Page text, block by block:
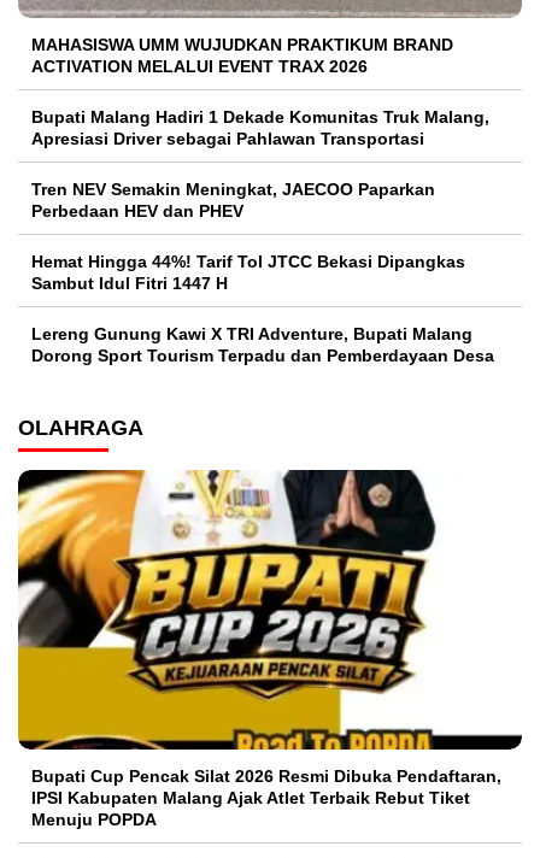
MAHASISWA UMM WUJUDKAN PRAKTIKUM BRAND
ACTIVATION MELALUI EVENT TRAX 2026
Bupati Malang Hadiri 1 Dekade Komunitas Truk Malang,
Apresiasi Driver sebagai Pahlawan Transportasi
Tren NEV Semakin Meningkat, JAECOO Paparkan
Perbedaan HEV dan PHEV
Hemat Hingga 44%! Tarif Tol JTCC Bekasi Dipangkas
Sambut Idul Fitri 1447 H
Lereng Gunung Kawi X TRI Adventure, Bupati Malang
Dorong Sport Tourism Terpadu dan Pemberdayaan Desa
OLAHRAGA
Bupati Cup Pencak Silat 2026 Resmi Dibuka Pendaftaran,
IPSI Kabupaten Malang Ajak Atlet Terbaik Rebut Tiket
Menuju POPDA